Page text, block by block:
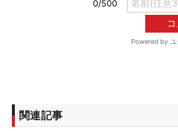
関連記事